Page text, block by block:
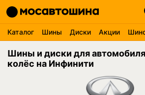
Каталог Шины Диски Акции
Шины и диски для
колёс на Инфинити